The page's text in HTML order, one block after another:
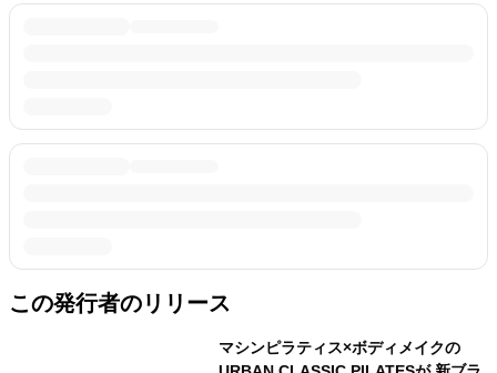
この発行者のリリース
マシンピラティス×ボディメイクの